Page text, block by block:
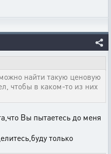
найти такую ценовую
чтобы в каком-то из них
Вы пытаетесь до меня
только